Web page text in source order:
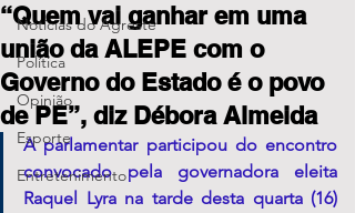
Notícias do Agreste
Política
Opinião
Esporte
Entretenimento
“Quem vai ganhar em uma
união da ALEPE com o
Governo do Estado é o povo
de PE”, diz Débora Almeida
A parlamentar participou do encontro
convocado pela governadora eleita
Raquel Lyra na tarde desta quarta (16)